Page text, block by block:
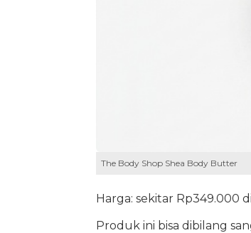
The Body Shop Shea Body Butter
Harga: sekitar Rp349.000
Produk ini bisa dibilang